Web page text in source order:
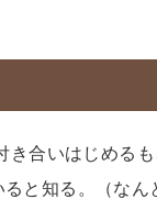
き合いはじめる
と知る。（なん